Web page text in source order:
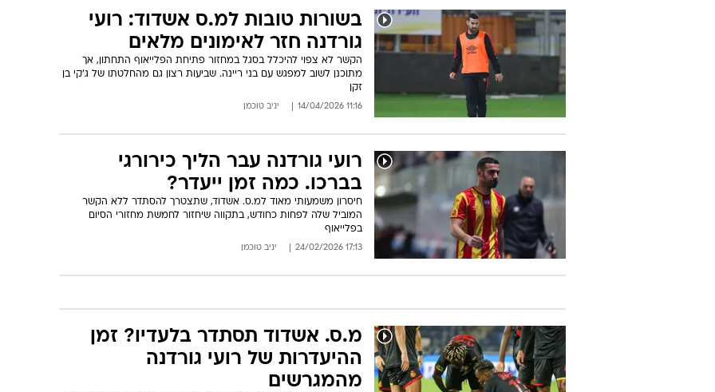
בשורות טובות למ.ס אשדוד: רועי
גורדנה חזר לאימונים מלאים
הקשר לא צפוי להיכלל בסגל במחזור פתיחת הפלייאוף התחתון, אך
מתוכנן לשוב למפגש עם בני ריינה. שביעות רצון גם מהחלטתו של ג'קי בן
זקן
11:16 14/04/2026 יניב טוכמן
רועי גורדנה עבר הליך כירורגי
בברכו. כמה זמן ייעדר?
חיסרון משמעותי מאוד למ.ס. אשדוד, שתצטרך להסתדר ללא הקשר
המוביל שלה לפחות כחודש, בתקווה שיחזור לחמשת מחזורי הסיום
בפלייאוף
17:13 24/02/2026 יניב טוכמן
מ.ס. אשדוד תסתדר בלעדיו? זמן
ההיעדרות של רועי גורדנה
מהמגרשים